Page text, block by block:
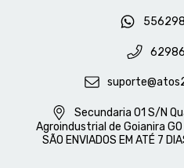
Secundaria 01 S/N
Agroindustrial de Goianira
SÃO ENVIADOS EM ATÉ 7